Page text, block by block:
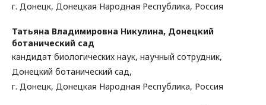
г. Донецк, Донецкая Народная Республика, Россия
Татьяна Владимировна Никулина, Донецкий
ботанический сад
кандидат биологических наук, научный сотрудник,
Донецкий ботанический сад,
г. Донецк, Донецкая Народная Республика, Россия